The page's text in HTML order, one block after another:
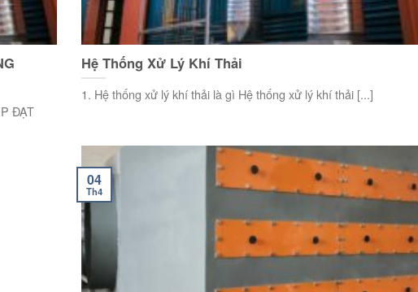
ĐẠT
Hệ Thống Xử Lý Khí Thải
1. Hệ thống xử lý khí thải là gì Hệ thống xử lý khí thải [...]
04
Th4